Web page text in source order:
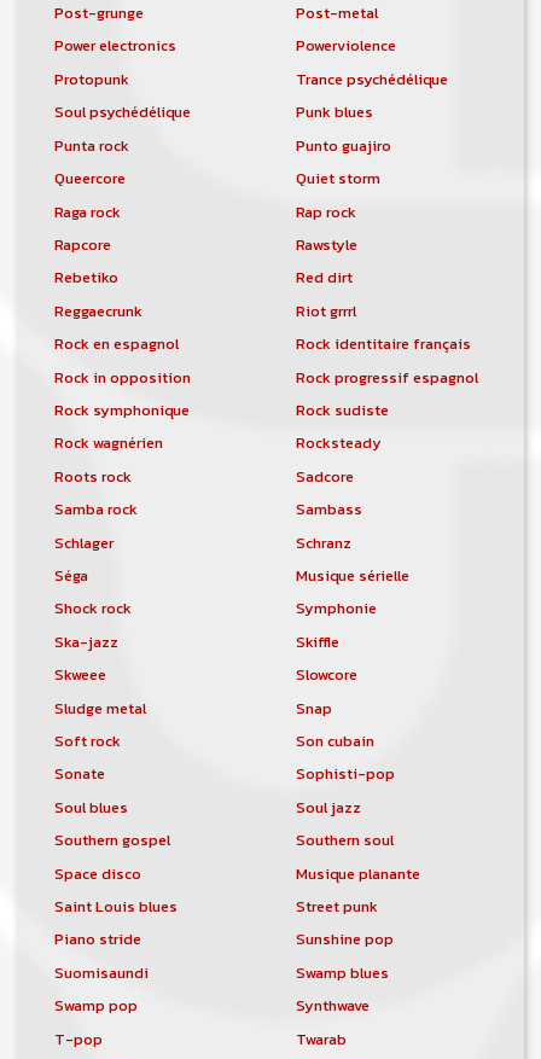
Post-grunge
Post-metal
Power electronics
Powerviolence
Protopunk
Trance psychédélique
Soul psychédélique
Punk blues
Punta rock
Punto guajiro
Queercore
Quiet storm
Raga rock
Rap rock
Rapcore
Rawstyle
Rebetiko
Red dirt
Reggaecrunk
Riot grrrl
Rock en espagnol
Rock identitaire français
Rock in opposition
Rock progressif espagnol
Rock symphonique
Rock sudiste
Rock wagnérien
Rocksteady
Roots rock
Sadcore
Samba rock
Sambass
Schlager
Schranz
Séga
Musique sérielle
Shock rock
Symphonie
Ska-jazz
Skiffle
Skweee
Slowcore
Sludge metal
Snap
Soft rock
Son cubain
Sonate
Sophisti-pop
Soul blues
Soul jazz
Southern gospel
Southern soul
Space disco
Musique planante
Saint Louis blues
Street punk
Piano stride
Sunshine pop
Suomisaundi
Swamp blues
Swamp pop
Synthwave
T-pop
Twarab